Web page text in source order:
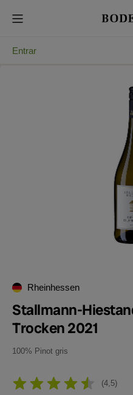
Entrar
Rheinhessen
Stallmann-
Trocken 2021
100% Pinot gris
4,5